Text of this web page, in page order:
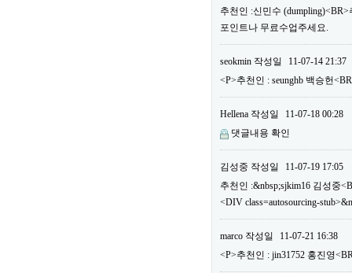
추천인 :신민수
포인트나 무료수업주세요.
seokmin 작성일
11-07-14 21:37
<P>추천인 : seunghb 백승헌
Hellena 작성일
11-07-18 00:28
댓글내용 확인
김성중 작성일
11-07-19 17:05
추천인 :&nbsp;sjkim16 김성중
<DIV class=autosourcing-
marco 작성일
11-07-21 16:38
<P>추천인 : jin31752 홍진영